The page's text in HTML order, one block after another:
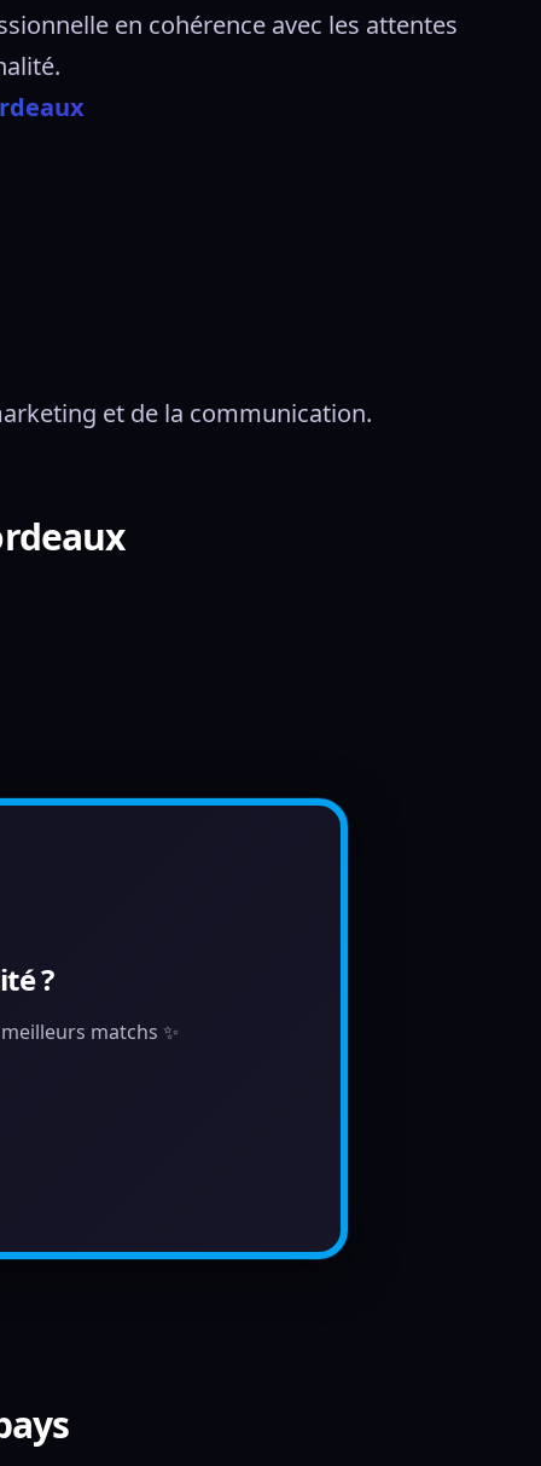
en cohérence avec les attentes
et de la communication.
?
matchs ✨